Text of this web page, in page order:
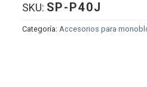
SKU: SP-P40J
Categoría: Accesorios para